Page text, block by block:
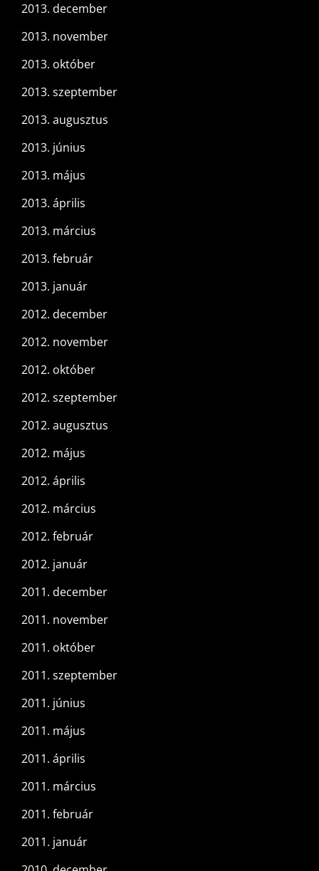
2013. december
2013. november
2013. október
2013. szeptember
2013. augusztus
2013. június
2013. május
2013. április
2013. március
2013. február
2013. január
2012. december
2012. november
2012. október
2012. szeptember
2012. augusztus
2012. május
2012. április
2012. március
2012. február
2012. január
2011. december
2011. november
2011. október
2011. szeptember
2011. június
2011. május
2011. április
2011. március
2011. február
2011. január